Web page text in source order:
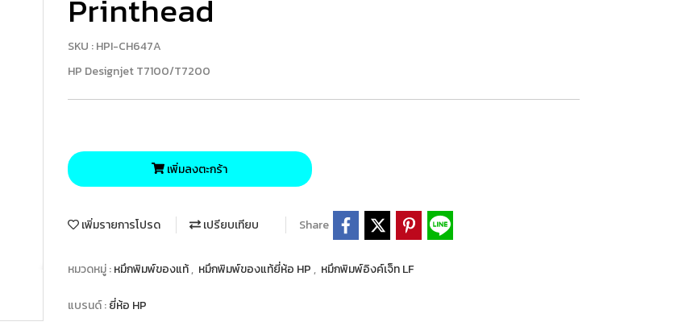
Printhead
SKU : HPI-CH647A
HP Designjet T7100/T7200
เพิ่มลงตะกร้า
เพิ่มรายการโปรด เปรียบเทียบ Share
หมวดหมู่ :หมึกพิมพ์ของแท้, หมึกพิมพ์ของแท้ยี่ห้อ HP , หมึกพิมพ์อิงค์เจ็ท LF
แบรนด์ :ยี่ห้อ HP